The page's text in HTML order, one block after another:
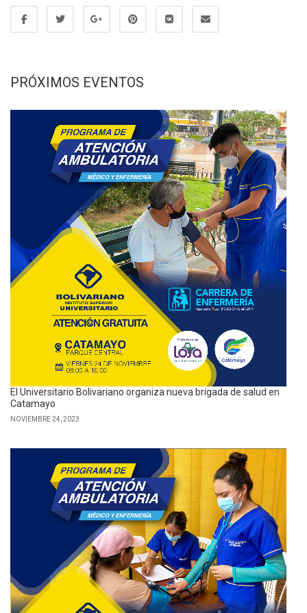
PRÓXIMOS EVENTOS
El Universitario Bolivariano organiza nueva brigada de salud en
Catamayo
NOVIEMBRE 24, 2023